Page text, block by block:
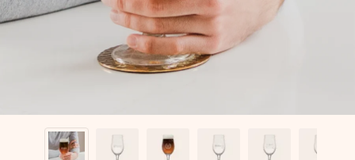
Samstag - Sonntag : 8:30 - 13:00 Uhr